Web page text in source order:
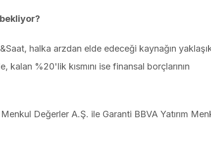
halka arzdan elde edeceği kaynağın
%20'lik kısmını ise finansal borçlarının
Değerler A.Ş. ile Garanti BBVA Yatırım